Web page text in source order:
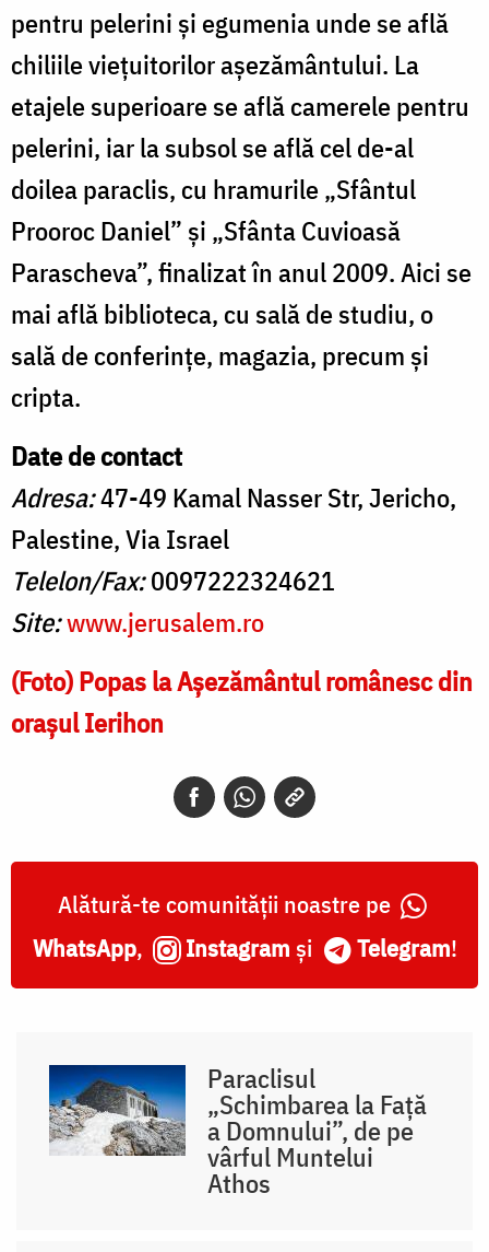
pentru pelerini şi egumenia unde se află
chiliile vieţuitorilor aşezământului. La
etajele superioare se află camerele pentru
pelerini, iar la subsol se află cel de-al
doilea paraclis, cu hramurile „Sfântul
Prooroc Daniel” şi „Sfânta Cuvioasă
Parascheva”, finalizat în anul 2009. Aici se
mai află biblioteca, cu sală de studiu, o
sală de conferinţe, magazia, precum şi
cripta.
Date de contact
Adresa:47-49 Kamal Nasser Str, Jericho,
Palestine, Via Israel
Telelon/Fax:0097222324621
Site:www.jerusalem.ro
(Foto) Popas la Aşezământul românesc din
oraşul Ierihon
Alătură-te comunității noastre pe
WhatsApp, Instagram și Telegram!
Paraclisul
„Schimbarea la Față
a Domnului”, de pe
vârful Muntelui
Athos